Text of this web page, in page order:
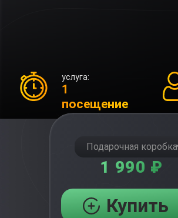
услуга:
1
посещение
Подарочная коробка
1 990 ₽
Купить